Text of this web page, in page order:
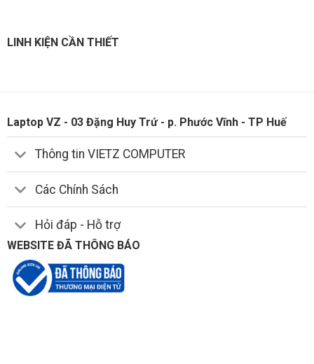
LINH KIỆN CẦN THIẾT
Laptop VZ - 03 Đặng Huy Trứ - p. Phước Vĩnh - TP Huế
Thông tin VIETZ COMPUTER
Các Chính Sách
Hỏi đáp - Hỗ trợ
WEBSITE ĐÃ THÔNG BÁO